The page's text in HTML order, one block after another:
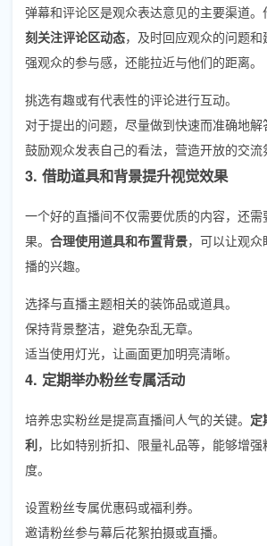
弹幕和评论区是观众表达意见的主要渠道
刻关注评论区动态，及时回应观众的问题
强观众的参与感，还能拉近与他们的距离。
挑选有趣或有代表性的评论进行互动。
对于提出的问题，尽量做到快速而准确地解
鼓励观众发表自己的看法，营造开放的交流
3. 借助道具和背景提升视觉效果
一个好的直播间不仅需要优质的内容，还
果。 合理使用道具和布置背景，可以让观
播的兴趣。
选择与直播主题相关的装饰品或道具。
保持背景整洁，避免杂乱无章。
适当使用灯光，让画面更加明亮清晰。
4. 定期举办粉丝专属活动
培养忠实粉丝是提高直播间人气的关键。 定
利，比如特别折扣、限量礼品等，能够增
度。
设置粉丝专属优惠码或福利券。
邀请粉丝参与幕后花絮拍摄或直播。